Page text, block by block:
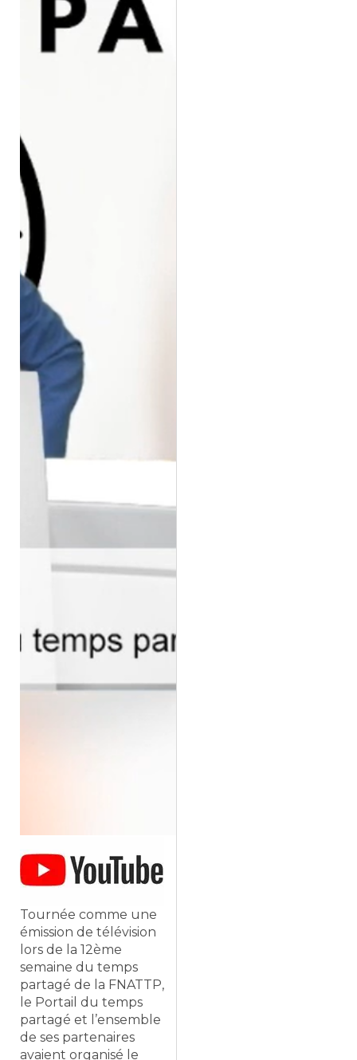
Tournée comme une
émission de télévision
lors de la 12ème
semaine du temps
partagé de la FNATTP,
le Portail du temps
partagé et l’ensemble
de ses partenaires
avaient organisé le